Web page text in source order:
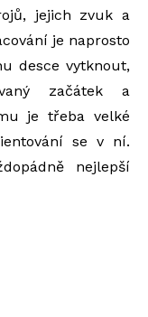
jejich zvuk a
je naprosto
desce vytknout,
začátek a
je třeba velké
se v ní.
nejlepší